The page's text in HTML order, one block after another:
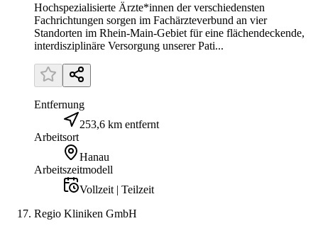
Hochspezialisierte Ärzte*innen der verschiedensten
Fachrichtungen sorgen im Fachärzteverbund an vier
Standorten im Rhein-Main-Gebiet für eine flächendeckende,
interdisziplinäre Versorgung unserer Pati...
Entfernung
253,6 km entfernt
Arbeitsort
Hanau
Arbeitszeitmodell
Vollzeit | Teilzeit
Regio Kliniken GmbH